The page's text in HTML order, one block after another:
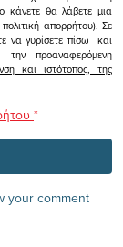
κάνετε θα λάβετε μια
απορρήτου). Σε
να γυρίσετε πίσω και
την προαναφερόμενη
και ιστότοπος, της
*
your comment